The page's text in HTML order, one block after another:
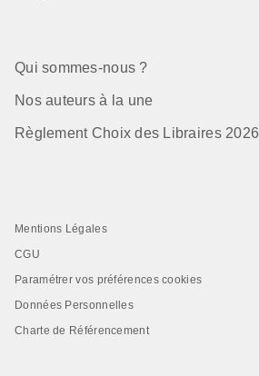
Qui sommes-nous ?
Nos auteurs à la une
Règlement Choix des Libraires 2026
Mentions Légales
CGU
Paramétrer vos préférences cookies
Données Personnelles
Charte de Référencement